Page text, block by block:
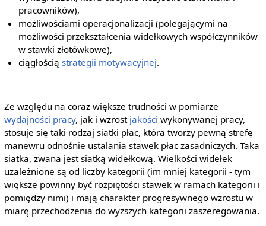
pracowników),
możliwościami operacjonalizacji (polegającymi na
możliwości przekształcenia widełkowych współczynników
w stawki złotówkowe),
ciągłościąstrategii motywacyjnej.
Ze względu na coraz większe trudności w pomiarze
wydajności pracy, jak i wzrost jakości wykonywanej pracy,
stosuje się taki rodzaj siatki płac, która tworzy pewną strefę
manewru odnośnie ustalania stawek płac zasadniczych. Taka
siatka, zwana jest siatką widełkową. Wielkości widełek
uzależnione są od liczby kategorii (im mniej kategorii - tym
większe powinny być rozpiętości stawek w ramach kategorii i
pomiędzy nimi) i mają charakter progresywnego wzrostu w
miarę przechodzenia do wyższych kategorii zaszeregowania.